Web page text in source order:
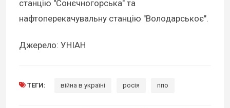
станцію "Сонєчногорська" та
нафтоперекачувальну станцію "Володарськоє".
Джерело: УНІАН
ТЕГИ: війна в україні росія ппо